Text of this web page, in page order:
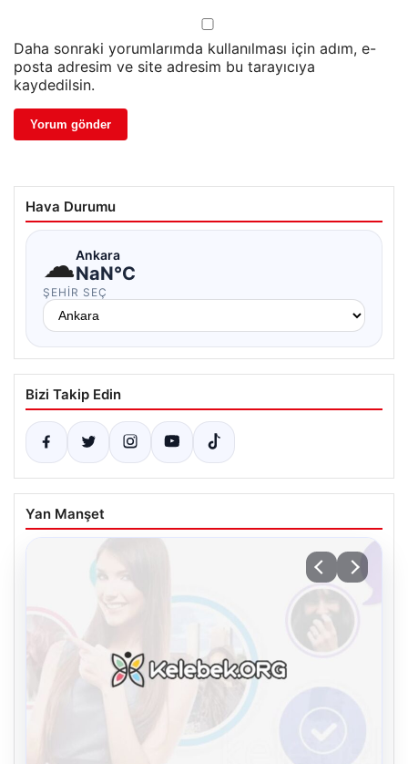
Daha sonraki yorumlarımda kullanılması için adım, e-
posta adresim ve site adresim bu tarayıcıya
kaydedilsin.
Hava Durumu
☁Ankara
NaN°C
ŞEHIR SEÇ
Bizi Takip Edin
Yan Manşet